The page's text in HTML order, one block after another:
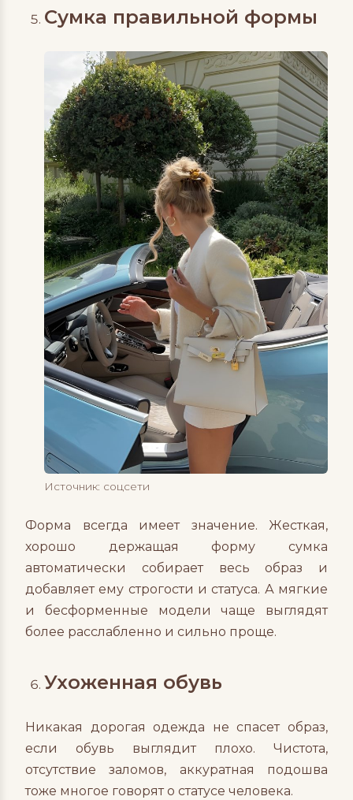
Сумка правильной формы
Источник: соцсети
Форма всегда имеет значение. Жесткая,
хорошо держащая форму сумка
автоматически собирает весь образ и
добавляет ему строгости и статуса. А мягкие
и бесформенные модели чаще выглядят
более расслабленно и сильно проще.
Ухоженная обувь
Никакая дорогая одежда не спасет образ,
если обувь выглядит плохо. Чистота,
отсутствие заломов, аккуратная подошва
тоже многое говорят о статусе человека.